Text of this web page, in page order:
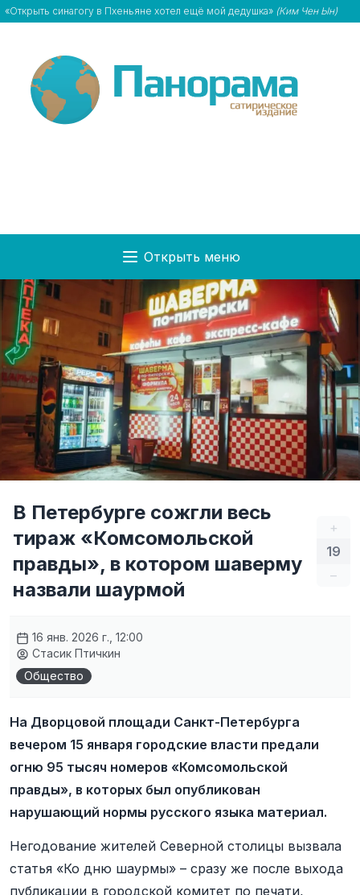
«Открыть синагогу в Пхеньяне хотел ещё мой дедушка» (Ким Чен Ын)
Открыть меню
+
19
–
В Петербурге сожгли весь
тираж «Комсомольской
правды», в котором шаверму
назвали шаурмой
16 янв. 2026 г., 12:00
Стасик Птичкин
Общество
На Дворцовой площади Санкт-Петербурга
вечером 15 января городские власти предали
огню 95 тысяч номеров «Комсомольской
правды», в которых был опубликован
нарушающий нормы русского языка материал.
Негодование жителей Северной столицы вызвала
статья «Ко дню шаурмы» – сразу же после выхода
публикации в городской комитет по печати,